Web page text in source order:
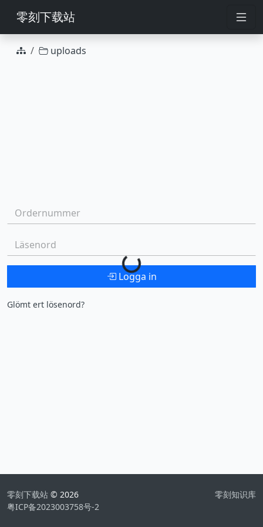
零刻下载站
uploads
Loading...
Ordernummer:
Läsenord:
Logga in
Glömt ert lösenord?
零刻下载站 © 2026
零刻知识库
粤ICP备2023003758号-2